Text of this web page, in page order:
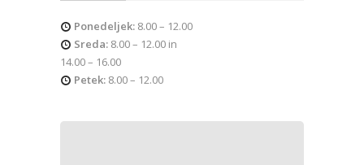
Ponedeljek: 8.00 – 12.00
Sreda: 8.00 – 12.00 in
14.00 – 16.00
Petek: 8.00 – 12.00